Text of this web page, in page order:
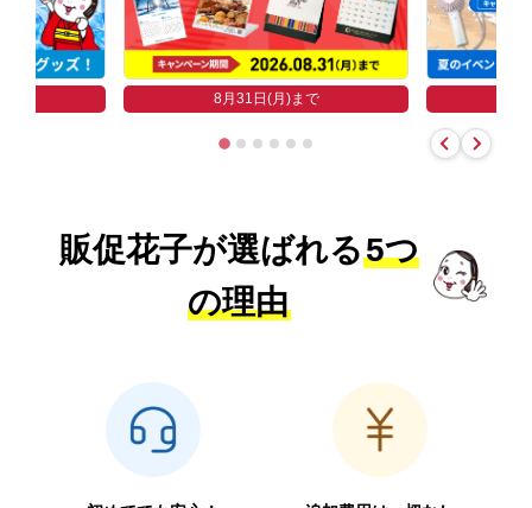
8月31日(月)まで
販促花子が選ばれる5つ
の理由